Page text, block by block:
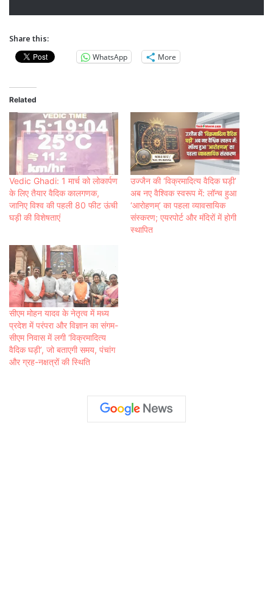
Share this:
WhatsApp
More
Related
Vedic Ghadi: 1 मार्च को लोकार्पण
के लिए तैयार वैदिक कालगणक,
जानिए विश्व की पहली 80 फीट ऊंची
घड़ी की विशेषताएं
उज्जैन की ‘विक्रमादित्य वैदिक घड़ी’
अब नए वैश्विक स्वरूप में: लॉन्च हुआ
‘आरोहणम्’ का पहला व्यावसायिक
संस्करण; एयरपोर्ट और मंदिरों में होगी
स्थापित
सीएम मोहन यादव के नेतृत्व में मध्य
प्रदेश में परंपरा और विज्ञान का संगम-
सीएम निवास में लगी ‘विक्रमादित्य
वैदिक घड़ी’, जो बताएगी समय, पंचांग
और ग्रह-नक्षत्रों की स्थिति